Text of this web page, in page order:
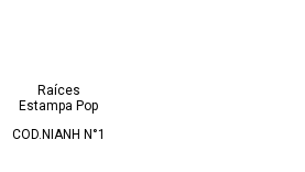
Raíces
Estampa Pop
COD.NIANH N°1